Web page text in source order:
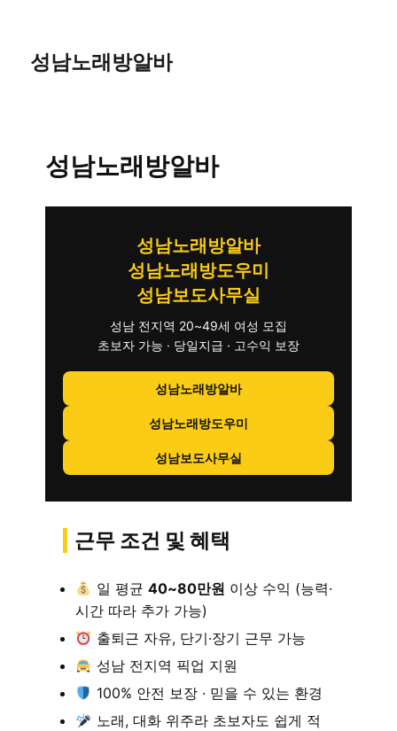
성남노래방알바
성남노래방알바
성남노래방알바
성남노래방도우미
성남보도사무실
성남 전지역 20~49세 여성 모집
초보자 가능 · 당일지급 · 고수익 보장
성남노래방알바
성남노래방도우미
성남보도사무실
근무 조건 및 혜택
일 평균 40~80만원 이상 수익 (능력·
시간 따라 추가 가능)
출퇴근 자유, 단기·장기 근무 가능
성남 전지역 픽업 지원
100% 안전 보장 · 믿을 수 있는 환경
노래, 대화 위주라 초보자도 쉽게 적